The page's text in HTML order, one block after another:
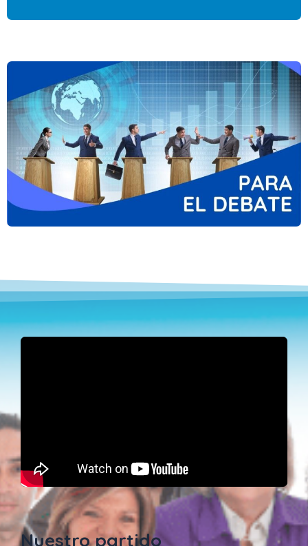
Nuestro partido